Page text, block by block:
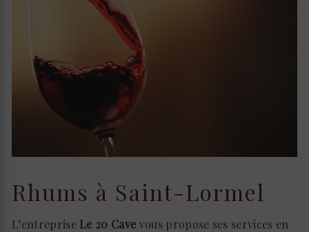
Rhums à Saint-Lormel
L’entreprise Le 20 Cave vous propose ses services en